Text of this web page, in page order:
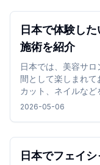
日本で体験し
施術を紹介
日本では、美容サ
間として楽しまれ
カット、ネイルなど
験できます。
2026-05-06
日本でフェイ